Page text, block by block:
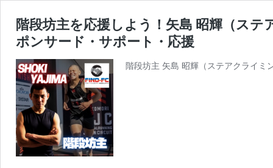
階段坊主を応援しよう！矢島 昭輝（ス
ポンサード・サポート・応援
階段坊主 矢島 昭輝（ステアクライ